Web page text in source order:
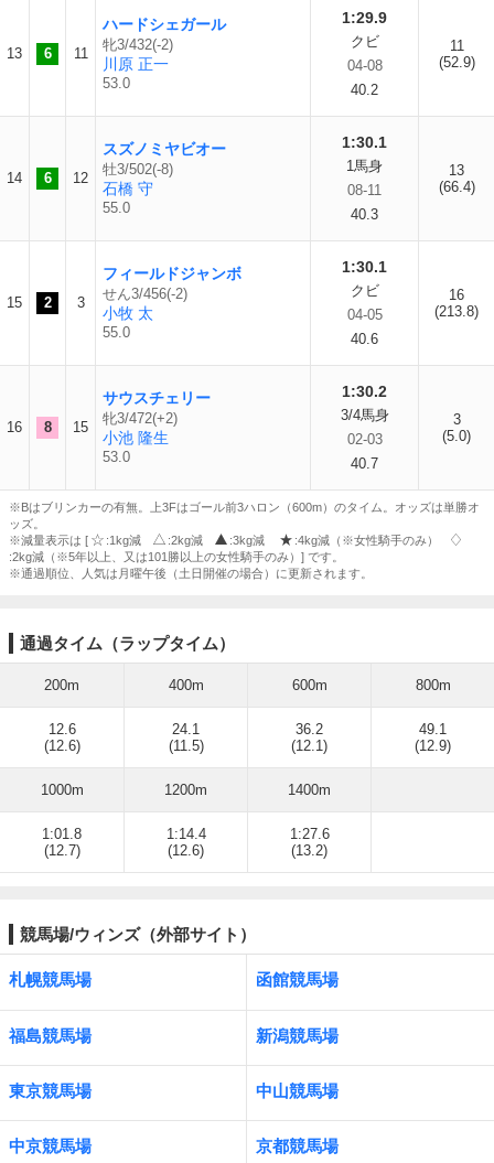
13 6 11
ハードシェガール
牝3/432(-2)
川原 正一
53.0
1:29.9
クビ
04-08
40.2
11
(52.9)
14 6 12
スズノミヤビオー
牡3/502(-8)
石橋 守
55.0
1:30.1
1馬身
08-11
40.3
13
(66.4)
15 2 3
フィールドジャンボ
せん3/456(-2)
小牧 太
55.0
1:30.1
クビ
04-05
40.6
16
(213.8)
16 8 15
サウスチェリー
牝3/472(+2)
小池 隆生
53.0
1:30.2
3/4馬身
02-03
40.7
3
(5.0)
※Bはブリンカーの有無。上3Fはゴール前3ハロン（600m）のタイム。オッズは単勝オ
ッズ。
※減量表示は [
:1kg減 :2kg減 :3kg減
:4kg減（※女性騎手のみ）
:2kg減（※5年以上、又は101勝以上の女性騎手のみ）] です。
※通過順位、人気は月曜午後（土日開催の場合）に更新されます。
通過タイム（ラップタイム）
200m 400m 600m 800m
12.6
(12.6)
24.1
(11.5)
36.2
(12.1)
49.1
(12.9)
1000m 1200m 1400m
1:01.8
(12.7)
1:14.4
(12.6)
1:27.6
(13.2)
競馬場/ウィンズ（外部サイト）
札幌競馬場 函館競馬場
福島競馬場 新潟競馬場
東京競馬場 中山競馬場
中京競馬場 京都競馬場